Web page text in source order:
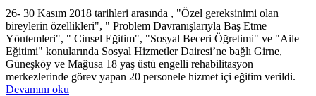
26- 30 Kasım 2018 tarihleri arasında , "Özel gereksinimi olan
bireylerin özellikleri", " Problem Davranışlarıyla Baş Etme
Yöntemleri", " Cinsel Eğitim", "Sosyal Beceri Öğretimi" ve "Aile
Eğitimi" konularında Sosyal Hizmetler Dairesi’ne bağlı Girne,
Güneşköy ve Mağusa 18 yaş üstü engelli rehabilitasyon
merkezlerinde görev yapan 20 personele hizmet içi eğitim verildi.
Devamını oku